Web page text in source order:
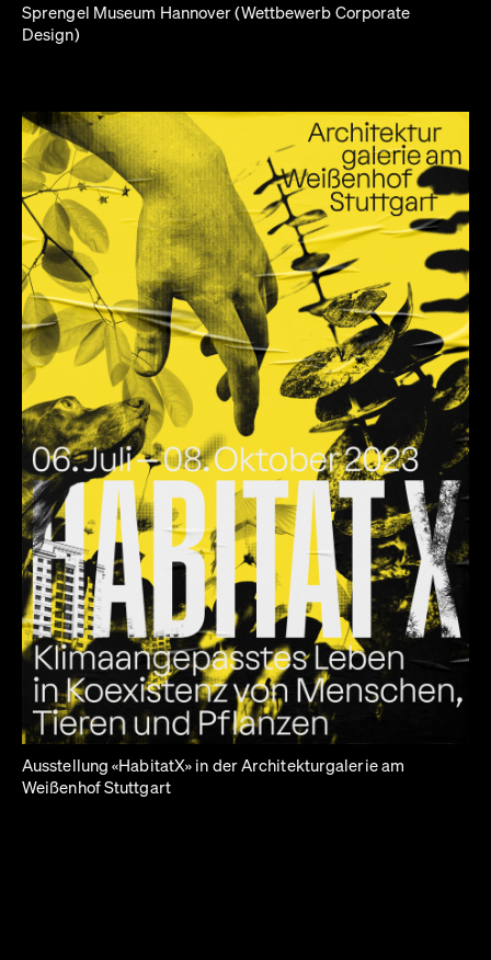
Sprengel Museum Hannover (Wettbewerb Corporate
Design)
Ausstellung «HabitatX» in der Architekturgalerie am
Weißenhof Stuttgart